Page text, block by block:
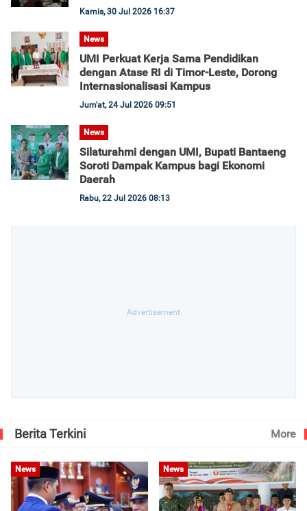
Kamis, 30 Jul 2026 16:37
News
UMI Perkuat Kerja Sama Pendidikan
dengan Atase RI di Timor-Leste, Dorong
Internasionalisasi Kampus
Jum'at, 24 Jul 2026 09:51
News
Silaturahmi dengan UMI, Bupati Bantaeng
Soroti Dampak Kampus bagi Ekonomi
Daerah
Rabu, 22 Jul 2026 08:13
Berita Terkini More
News News